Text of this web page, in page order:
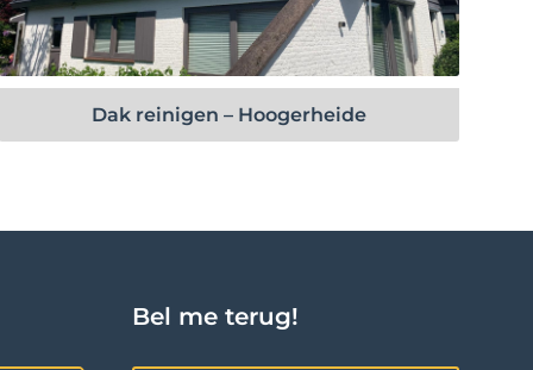
Bekijk project
Dak reinigen – Hoogerheide
Bel me terug!